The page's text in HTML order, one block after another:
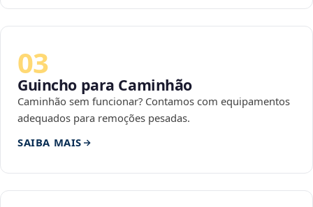
03
Guincho para Caminhão
Caminhão sem funcionar? Contamos com equipamentos
adequados para remoções pesadas.
SAIBA MAIS